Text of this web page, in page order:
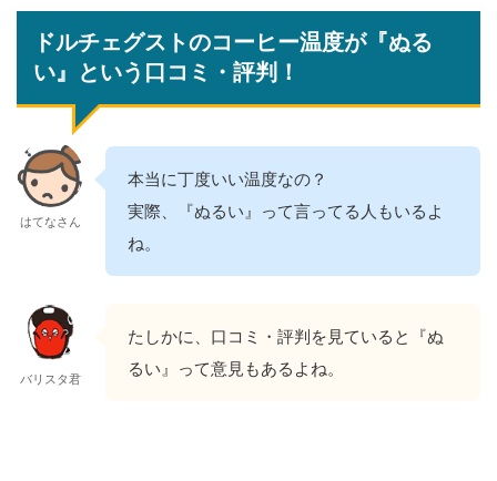
ドルチェグストのコーヒー温度が『ぬる
い』という口コミ・評判！
はてなさん
本当に丁度いい温度なの？
実際、『ぬるい』って言ってる人もいるよ
ね。
バリスタ君
たしかに、口コミ・評判を見ていると『ぬ
るい』って意見もあるよね。